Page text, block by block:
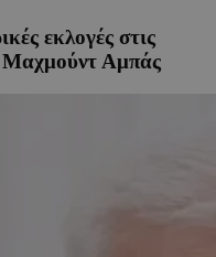
εκλογές στις
Μαχμούντ Αμπάς